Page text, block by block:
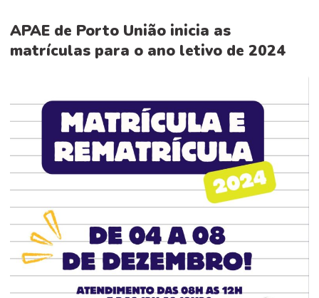
APAE de Porto União inicia as
matrículas para o ano letivo de 2024